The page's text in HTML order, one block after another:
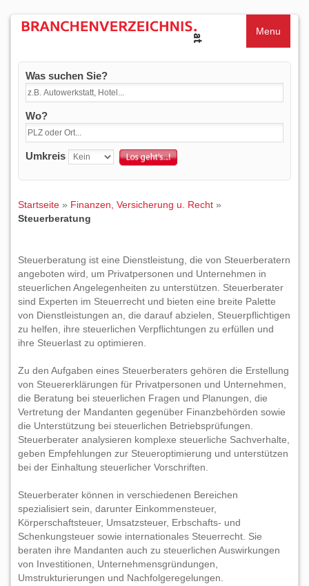
Menu
Was suchen Sie?
Wo?
Umkreis
Startseite » Finanzen, Versicherung u. Recht »
Steuerberatung
Steuerberatung ist eine Dienstleistung, die von Steuerberatern
angeboten wird, um Privatpersonen und Unternehmen in
steuerlichen Angelegenheiten zu unterstützen. Steuerberater
sind Experten im Steuerrecht und bieten eine breite Palette
von Dienstleistungen an, die darauf abzielen, Steuerpflichtigen
zu helfen, ihre steuerlichen Verpflichtungen zu erfüllen und
ihre Steuerlast zu optimieren.
Zu den Aufgaben eines Steuerberaters gehören die Erstellung
von Steuererklärungen für Privatpersonen und Unternehmen,
die Beratung bei steuerlichen Fragen und Planungen, die
Vertretung der Mandanten gegenüber Finanzbehörden sowie
die Unterstützung bei steuerlichen Betriebsprüfungen.
Steuerberater analysieren komplexe steuerliche Sachverhalte,
geben Empfehlungen zur Steueroptimierung und unterstützen
bei der Einhaltung steuerlicher Vorschriften.
Steuerberater können in verschiedenen Bereichen
spezialisiert sein, darunter Einkommensteuer,
Körperschaftsteuer, Umsatzsteuer, Erbschafts- und
Schenkungsteuer sowie internationales Steuerrecht. Sie
beraten ihre Mandanten auch zu steuerlichen Auswirkungen
von Investitionen, Unternehmensgründungen,
Umstrukturierungen und Nachfolgeregelungen.